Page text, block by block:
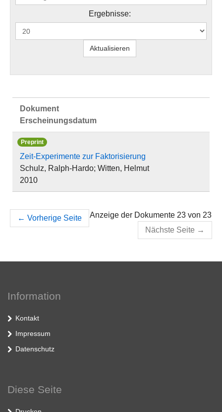
Ergebnisse:
Dokument
Erscheinungsdatum
Preprint
Zeit-Experimente zur Faktorisierung
Schulz, Ralph-Hardo; Witten, Helmut
2010
← Vorherige Seite
Anzeige der Dokumente 23 von 23
Nächste Seite →
Information
Kontakt
Impressum
Datenschutz
Diese Seite